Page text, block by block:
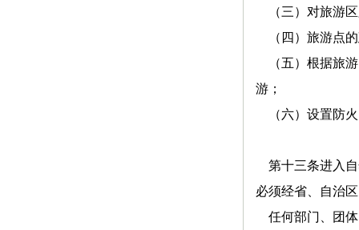
（三）对旅游区
（四）旅游点的
（五）根据旅游
游；
（六）设置防火
第十三条进入自
必须经省、自治
任何部门、团体